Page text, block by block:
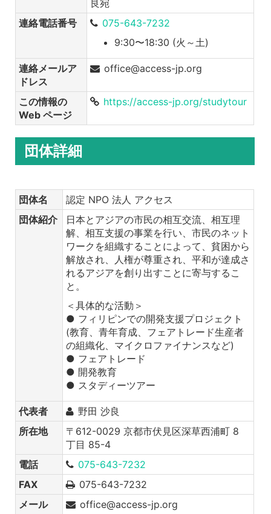
良宛
連絡電話番号
075-643-7232
9:30〜18:30 (火～土)
連絡メールア
ドレス
office@access-jp.org
この情報の
Web ページ
https://access-jp.org/studytour
団体詳細
団体名
認定 NPO 法人 アクセス
団体紹介
日本とアジアの市民の相互交流、相互理
解、相互支援の事業を行い、市民のネット
ワークを組織することによって、貧困から
解放され、人権が尊重され、平和が達成さ
れるアジアを創り出すことに寄与するこ
と。
＜具体的な活動＞
● フィリピンでの開発支援プロジェクト
(教育、青年育成、フェアトレード生産者
の組織化、マイクロファイナンスなど)
● フェアトレード
● 開発教育
● スタディーツアー
代表者
野田 沙良
所在地
〒612-0029 京都市伏見区深草西浦町 8
丁目 85-4
電話
075-643-7232
FAX
075-643-7232
メール
office@access-jp.org